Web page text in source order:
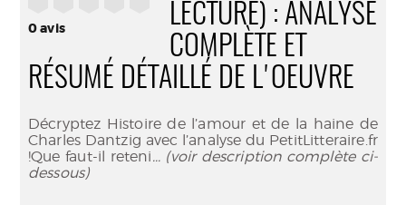
0avis
LECTURE) : ANALYSE
COMPLÈTE ET
RÉSUMÉ DÉTAILLÉ DE L'OEUVRE
Décryptez Histoire de l’amour et de la haine de
Charles Dantzig avec l’analyse du PetitLitteraire.fr
!Que faut-il reteni... (voir description complète ci-
dessous)